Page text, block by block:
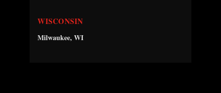
WISCONSIN
Milwaukee, WI